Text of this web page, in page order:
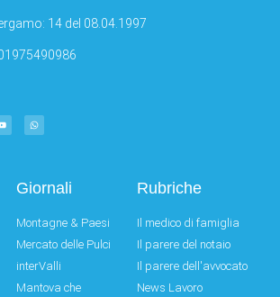
14 del 08.04.1997
Giornali
Montagne & Paesi
Mercato delle Pulci
interValli
Mantova che
Rubriche
Il medico di famiglia
Il parere del notaio
Il parere dell'avvocato
News Lavoro